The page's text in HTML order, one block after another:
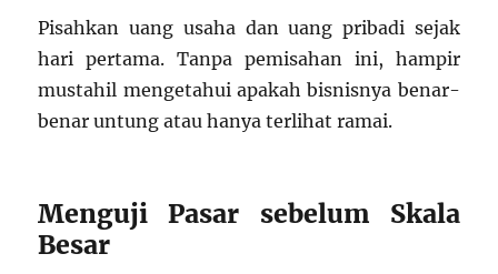
Pisahkan uang usaha dan uang pribadi sejak
hari pertama. Tanpa pemisahan ini, hampir
mustahil mengetahui apakah bisnisnya benar-
benar untung atau hanya terlihat ramai.
Menguji Pasar sebelum Skala
Besar